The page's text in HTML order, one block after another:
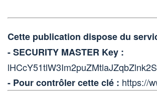
Cette publication dispose du
- SECURITY MASTER Key :
- Pour contrôler cette clé : https://